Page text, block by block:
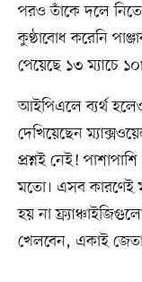
পরও তাঁকে দলে
কুণ্ঠাবোধ করেনি
পেয়েছে ১৩ ম্যাচে
আইপিএলে ব্যর্থ
দেখিয়েছেন
প্রশ্নই নেই!
মতো। এসব কারণেই
হয় না
খেলবেন, একাই